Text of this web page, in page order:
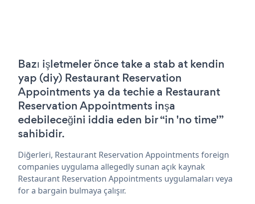
Bazı işletmeler önce take a stab at kendin
yap (diy) Restaurant Reservation
Appointments ya da techie a Restaurant
Reservation Appointments inşa
edebileceğini iddia eden bir “in 'no time'”
sahibidir.
Diğerleri, Restaurant Reservation Appointments foreign
companies uygulama allegedly sunan açık kaynak
Restaurant Reservation Appointments uygulamaları veya
for a bargain bulmaya çalışır.